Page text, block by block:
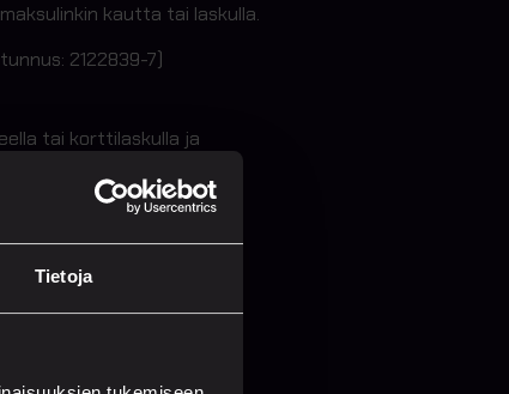
Tietoja
kautta tai laskulla.
2122839-7)
tai korttilaskulla ja